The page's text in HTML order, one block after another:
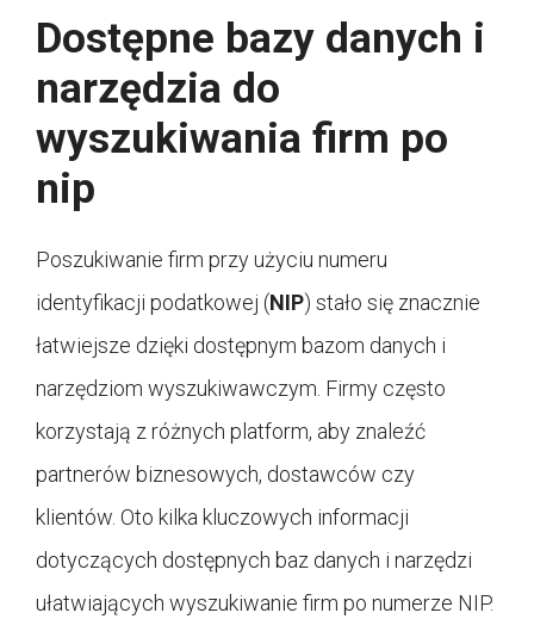
Dostępne bazy danych i
narzędzia do
wyszukiwania firm po
nip
Poszukiwanie firm przy użyciu numeru
identyfikacji podatkowej (NIP) stało się znacznie
łatwiejsze dzięki dostępnym bazom danych i
narzędziom wyszukiwawczym. Firmy często
korzystają z różnych platform, aby znaleźć
partnerów biznesowych, dostawców czy
klientów. Oto kilka kluczowych informacji
dotyczących dostępnych baz danych i narzędzi
ułatwiających wyszukiwanie firm po numerze NIP.